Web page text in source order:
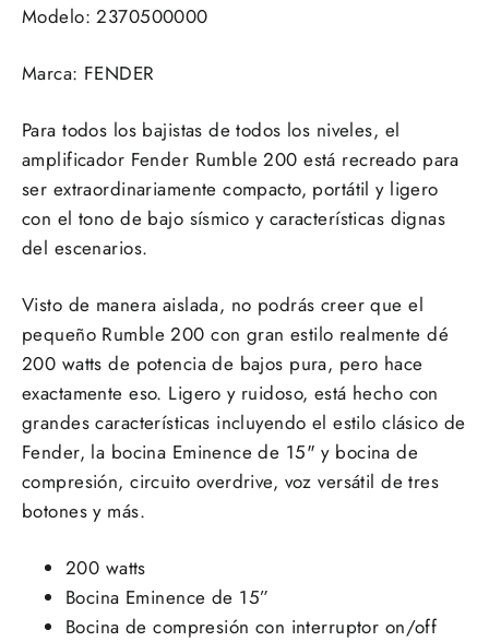
Modelo: 2370500000
Marca: FENDER
Para todos los bajistas de todos los niveles, el
amplificador Fender Rumble 200 está recreado para
ser extraordinariamente compacto, portátil y ligero
con el tono de bajo sísmico y características dignas
del escenarios.
Visto de manera aislada, no podrás creer que el
pequeño Rumble 200 con gran estilo realmente dé
200 watts de potencia de bajos pura, pero hace
exactamente eso. Ligero y ruidoso, está hecho con
grandes características incluyendo el estilo clásico de
Fender, la bocina Eminence de 15" y bocina de
compresión, circuito overdrive, voz versátil de tres
botones y más.
200 watts
Bocina Eminence de 15”
Bocina de compresión con interruptor on/off